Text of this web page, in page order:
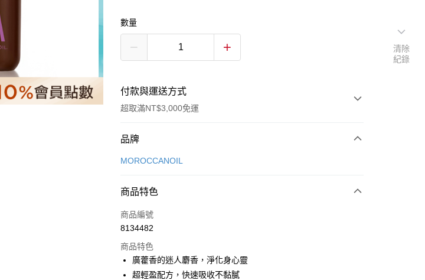
數量
付款與運送方式
超取滿NT$3,000免運
付款方式
信用卡一次付款
街口支付
悠遊付
Google Pay
品牌
MOROCCANOIL
商品特色
商品編號
8134482
商品特色
廣藿香的迷人麝香，淨化身心靈
超輕盈配方，快速吸收不黏膩
清除
紀錄